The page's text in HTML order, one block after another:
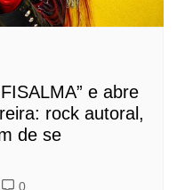
e abre
rock autoral,
de se
0